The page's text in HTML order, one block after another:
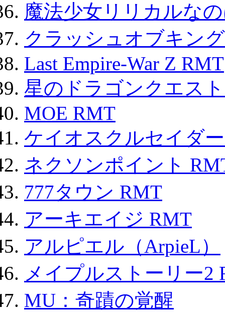
魔法少女リリカルな
クラッシュオブキン
Last Empire-War Z RMT
星のドラゴンクエス
MOE RMT
ケイオスクルセイダ
ネクソンポイント
777タウン RMT
アーキエイジ RMT
アルピエル（ArpieL）
メイプルストーリー2
MU：奇蹟の覚醒